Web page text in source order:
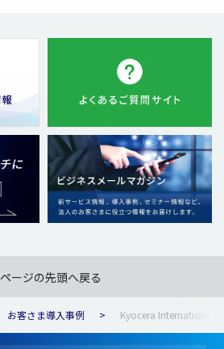
ページの先頭へ戻る
お客さま導入事例 Kyocera International